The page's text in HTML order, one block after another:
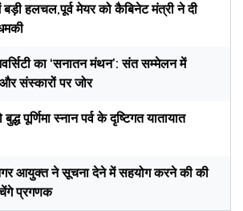
बड़ी हलचल,पूर्व मेयर को कैबिनेट मंत्री ने दी
का ‘सनातन मंथन’: संत सम्मेलन में
और संस्कारों पर जोर
पूर्णिमा स्नान पर्व के दृष्टिगत यातायात
आयुक्त ने सूचना देने में सहयोग करने की की
प्रगणक